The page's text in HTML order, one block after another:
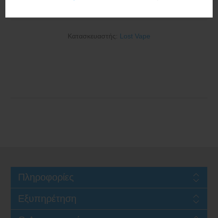
Κατασκευαστής: Lost Vape
Πληροφορίες
Εξυπηρέτηση